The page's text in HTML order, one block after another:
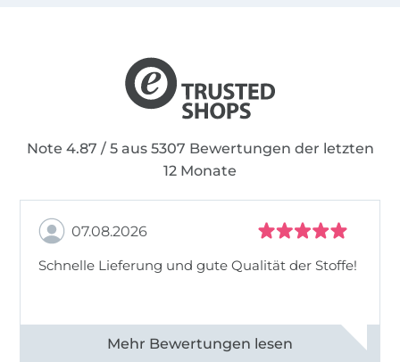
Note 4.87 / 5 aus 5307 Bewertungen der letzten
12 Monate
07.08.2026
Schnelle Lieferung und gute Qualität der Stoffe!
Alle 82968 Bewertungen ansehen